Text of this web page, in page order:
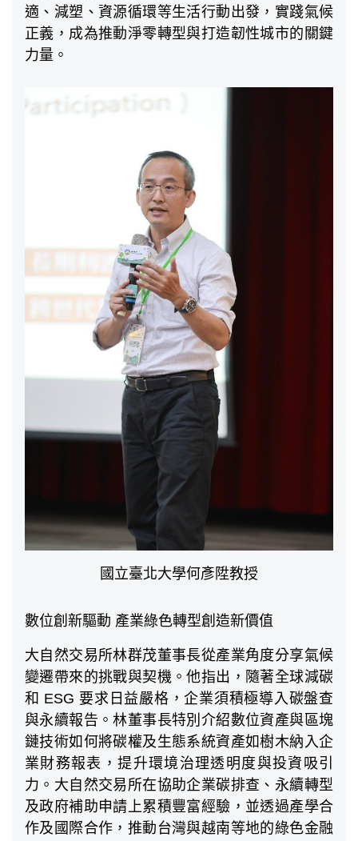
適、減塑、資源循環等生活行動出發，實踐氣候
正義，成為推動淨零轉型與打造韌性城市的關鍵
力量。
國立臺北大學何彥陞教授
數位創新驅動 產業綠色轉型創造新價值
大自然交易所林群茂董事長從產業角度分享氣候
變遷帶來的挑戰與契機。他指出，隨著全球減碳
和 ESG 要求日益嚴格，企業須積極導入碳盤查
與永續報告。林董事長特別介紹數位資產與區塊
鏈技術如何將碳權及生態系統資產如樹木納入企
業財務報表，提升環境治理透明度與投資吸引
力。大自然交易所在協助企業碳排查、永續轉型
及政府補助申請上累積豐富經驗，並透過產學合
作及國際合作，推動台灣與越南等地的綠色金融